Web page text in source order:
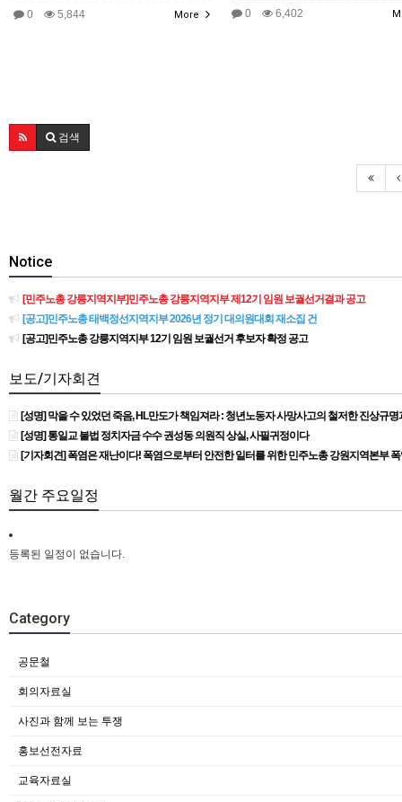
0 6,402
0 5,844 More
검색
Notice
[민주노총 강릉지역지부]민주노총 강릉지역지부 제12기 임원 보궐선거결과 공고
[공고]민주노총 태백정선지역지부 2026년 정기 대의원대회 재소집 건
[공고]민주노총 강릉지역지부 12기 임원 보궐선거 후보자 확정 공고
보도/기자회견
[성명] 막을 수 있었던 죽음, HL만도가 책임져라 : 청년노동자 사망사고의 철저한 진상규
[성명] 통일교 불법 정치자금 수수 권성동 의원직 상실, 사필귀정이다
[기자회견] 폭염은 재난이다! 폭염으로부터 안전한 일터를 위한 민주노총 강원지역본부
월간 주요일정
등록된 일정이 없습니다.
Category
공문철
회의자료실
사진과 함께 보는 투쟁
홍보선전자료
교육자료실